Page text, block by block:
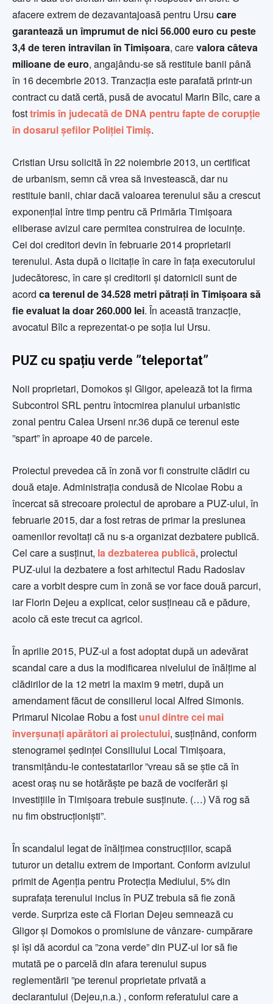
afacere extrem de dezavantajoasă pentru Ursu care
garantează un împrumut de nici 56.000 euro cu peste
3,4 de teren intravilan în Timișoara, carevalora câteva
milioane de euro, angajându-se să restituie banii până
în 16 decembrie 2013. Tranzacția este parafată printr-un
contract cu dată certă, pusă de avocatul Marin Bîlc, care a
fosttrimis în judecată de DNA pentru fapte de corupție
în dosarul șefilor Poliției Timiș.
Cristian Ursu solicită în 22 noiembrie 2013, un certificat
de urbanism, semn că vrea să investească, dar nu
restituie banii, chiar dacă valoarea terenului său a crescut
exponențial între timp pentru că Primăria Timișoara
eliberase avizul care permitea construirea de locuințe.
Cei doi creditori devin în februarie 2014 proprietarii
terenului. Asta după o licitație în care în fața executorului
judecătoresc, în care și creditorii și datornicii sunt de
acord ca terenul de 34.528 metri pătrați în Timișoara să
fie evaluat la doar 260.000 lei. În această tranzacție,
avocatul Bîlc a reprezentat-o pe soția lui Ursu.
PUZ cu spațiu verde ”teleportat”
Noii proprietari, Domokos și Gligor, apelează tot la firma
Subcontrol SRL pentru întocmirea planului urbanistic
zonal pentru Calea Urseni nr.36 după ce terenul este
”spart” în aproape 40 de parcele.
Proiectul prevedea că în zonă vor fi construite clădiri cu
două etaje. Administrația condusă de Nicolae Robu a
încercat să strecoare proiectul de aprobare a PUZ-ului, în
februarie 2015, dar a fost retras de primar la presiunea
oamenilor revoltați că nu s-a organizat dezbatere publică.
Cel care a susținut, la dezbaterea publică, proiectul
PUZ-ului la dezbatere a fost arhitectul Radu Radoslav
care a vorbit despre cum în zonă se vor face două parcuri,
iar Florin Dejeu a explicat, celor susțineau că e pădure,
acolo că este trecut ca agricol.
În aprilie 2015, PUZ-ul a fost adoptat după un adevărat
scandal care a dus la modificarea nivelului de înălțime al
clădirilor de la 12 metri la maxim 9 metri, după un
amendament făcut de consilierul local Alfred Simonis.
Primarul Nicolae Robu a fost unul dintre cei mai
înverșunați apărători ai proiectului, susținând, conform
stenogramei ședinței Consiliului Local Timișoara,
transmițându-le contestatarilor ”vreau să se știe că în
acest oraș nu se hotărăște pe bază de vociferări și
investițiile în Timișoara trebuie susținute. (…) Vă rog să
nu fim obstrucționiști”.
În scandalul legat de înălțimea construcțiilor, scapă
tuturor un detaliu extrem de important. Conform avizului
primit de Agenția pentru Protecția Mediului, 5% din
suprafața terenului inclus în PUZ trebuia să fie zonă
verde. Surpriza este că Florian Dejeu semnează cu
Gligor și Domokos o promisiune de vânzare- cumpărare
și își dă acordul ca ”zona verde” din PUZ-ul lor să fie
mutată pe o parcelă din afara terenului supus
reglementării ”pe terenul proprietate privată a
declarantului (Dejeu,n.a.) , conform referatului care a